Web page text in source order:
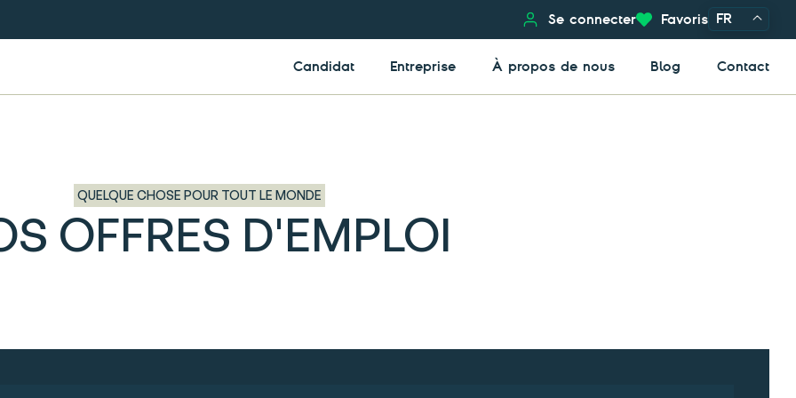
Se connecter Favoris FR
Candidat Entreprise À propos de nous Blog Contact
QUELQUE CHOSE POUR TOUT LE MONDE
OFFRES D'EMPLOI